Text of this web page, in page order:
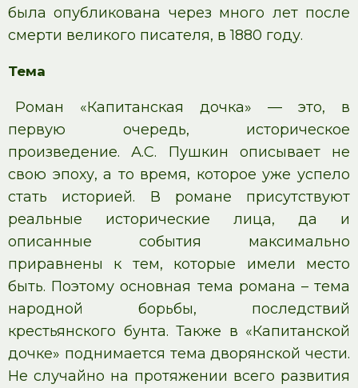
была опубликована через много лет после
смерти великого писателя, в 1880 году.
Тема
Роман «Капитанская дочка» — это, в
первую очередь, историческое
произведение. А.С. Пушкин описывает не
свою эпоху, а то время, которое уже успело
стать историей. В романе присутствуют
реальные исторические лица, да и
описанные события максимально
приравнены к тем, которые имели место
быть. Поэтому основная тема романа – тема
народной борьбы, последствий
крестьянского бунта. Также в «Капитанской
дочке» поднимается тема дворянской чести.
Не случайно на протяжении всего развития